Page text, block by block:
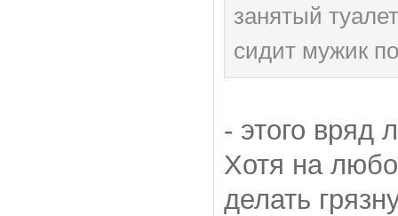
занятый
сидит мужик
- этого вряд
Хотя на
делать